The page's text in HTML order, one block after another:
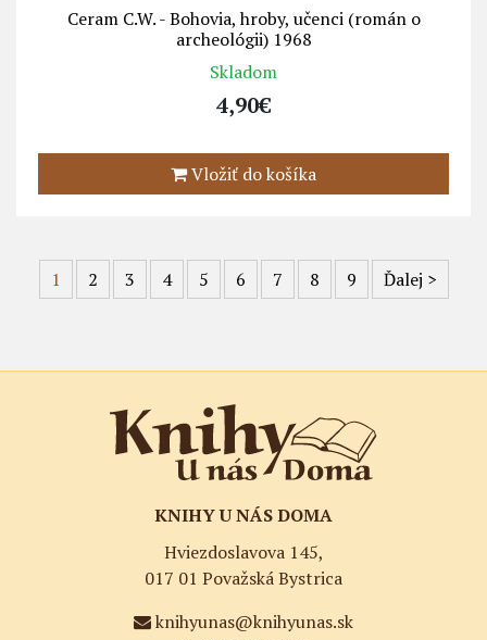
Ceram C.W. - Bohovia, hroby, učenci (román o
archeológii) 1968
Skladom
4,90€
Vložiť do košíka
1 2 3 4 5 6 7 8 9 Ďalej >
KNIHY U NÁS DOMA
Hviezdoslavova 145,
017 01 Považská Bystrica
knihyunas@knihyunas.sk